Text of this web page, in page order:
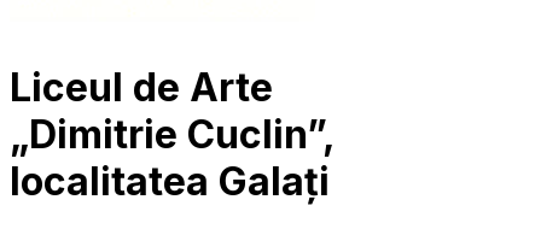
Liceul de Arte
„Dimitrie Cuclin”,
localitatea Galați